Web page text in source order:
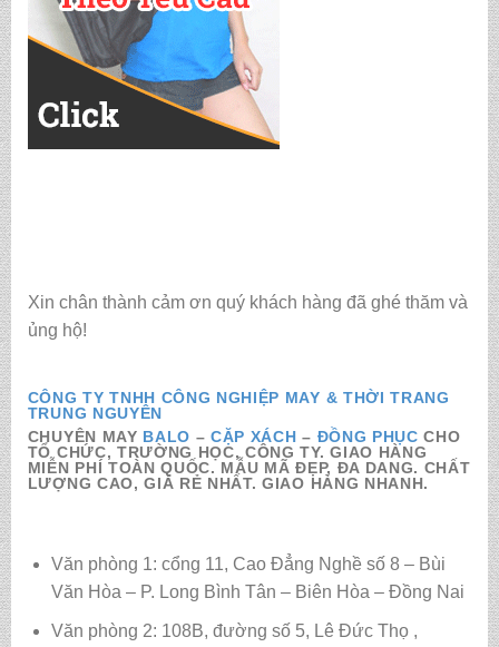
Xin chân thành cảm ơn quý khách hàng đã ghé thăm và
ủng hộ!
CÔNG TY TNHH CÔNG NGHIỆP MAY & THỜI TRANG
TRUNG NGUYÊN
CHUYÊN MAY BALO –CẶP XÁCH – ĐỒNG PHỤC CHO
TỔ CHỨC, TRƯỜNG HỌC, CÔNG TY. GIAO HÀNG
MIỄN PHÍ TOÀN QUỐC. MẪU MÃ ĐẸP, ĐA DANG. CHẤT
LƯỢNG CAO, GIÁ RẺ NHẤT. GIAO HÀNG NHANH.
Văn phòng 1: cổng 11, Cao Đẳng Nghề số 8 – Bùi
Văn Hòa – P. Long Bình Tân – Biên Hòa – Đồng Nai
Văn phòng 2: 108B, đường số 5, Lê Đức Thọ ,